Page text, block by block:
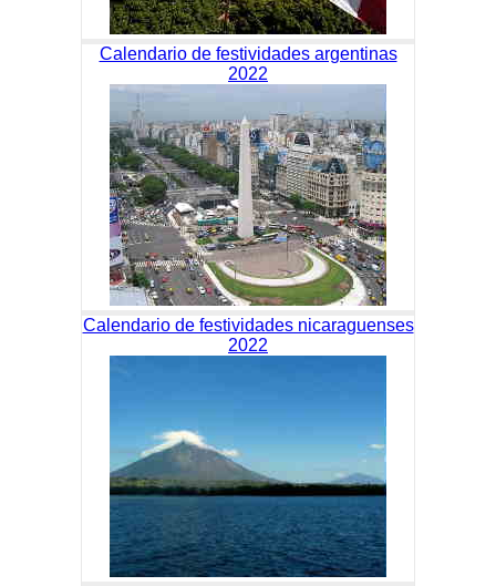
Calendario de festividades argentinas
2022
Calendario de festividades nicaraguenses
2022